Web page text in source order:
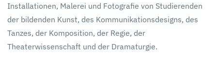
Installationen, Malerei und Fotografie von Studierenden
der bildenden Kunst, des Kommunikationsdesigns, des
Tanzes, der Komposition, der Regie, der
Theaterwissenschaft und der Dramaturgie.